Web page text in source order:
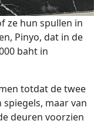
ze hun spullen in
Pinyo, dat in de
baht in
totdat de twee
maar van
deuren voorzien